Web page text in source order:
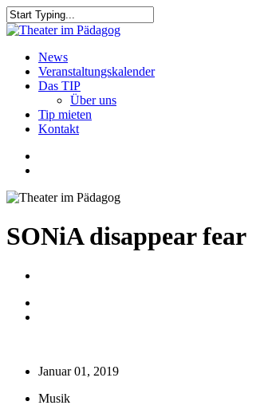
Skip
to
content
Close
search
Menu
News
Veranstaltungskalender
Das TIP
Über uns
Tip mieten
Kontakt
SONiA disappear fear
Januar 01, 2019
Musik